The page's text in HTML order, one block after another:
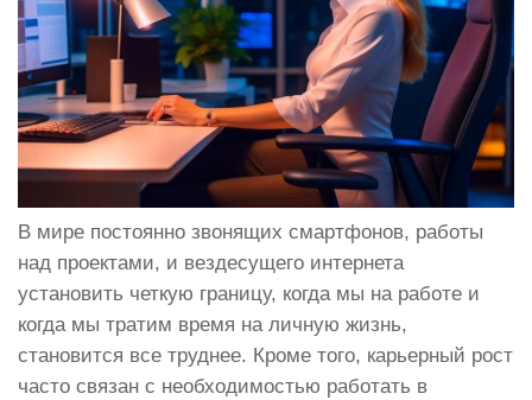
В мире постоянно звонящих смартфонов, работы
над проектами, и вездесущего интернета
установить четкую границу, когда мы на работе и
когда мы тратим время на личную жизнь,
становится все труднее. Кроме того, карьерный рост
часто связан с необходимостью работать в